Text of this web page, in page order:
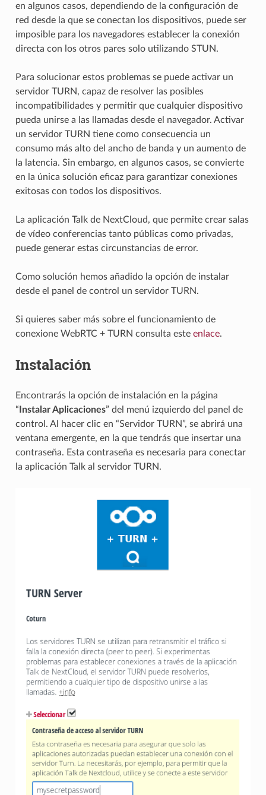
en algunos casos, dependiendo de la configuración de
red desde la que se conectan los dispositivos, puede ser
imposible para los navegadores establecer la conexión
directa con los otros pares solo utilizando STUN.
Para solucionar estos problemas se puede activar un
servidor TURN, capaz de resolver las posibles
incompatibilidades y permitir que cualquier dispositivo
pueda unirse a las llamadas desde el navegador. Activar
un servidor TURN tiene como consecuencia un
consumo más alto del ancho de banda y un aumento de
la latencia. Sin embargo, en algunos casos, se convierte
en la única solución eficaz para garantizar conexiones
exitosas con todos los dispositivos.
La aplicación Talk de NextCloud, que permite crear salas
de vídeo conferencias tanto públicas como privadas,
puede generar estas circunstancias de error.
Como solución hemos añadido la opción de instalar
desde el panel de control un servidor TURN.
Si quieres saber más sobre el funcionamiento de
conexione WebRTC + TURN consulta este enlace.
Instalación
Encontrarás la opción de instalación en la página
“ Instalar Aplicaciones” del menú izquierdo del panel de
control. Al hacer clic en “Servidor TURN”, se abrirá una
ventana emergente, en la que tendrás que insertar una
contraseña. Esta contraseña es necesaria para conectar
la aplicación Talk al servidor TURN.